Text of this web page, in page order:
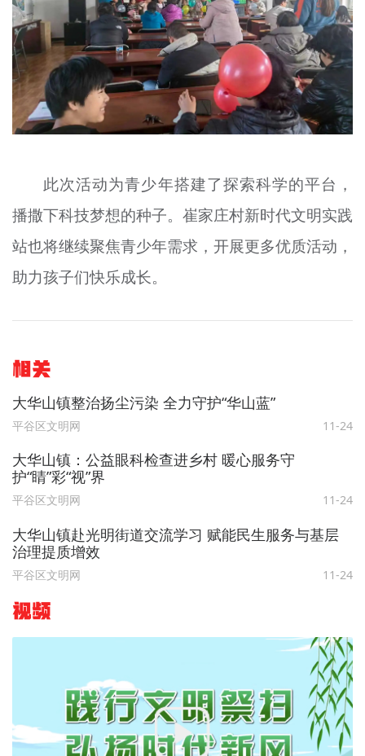
此次活动为青少年搭建了探索科学的平台，
播撒下科技梦想的种子。崔家庄村新时代文明实践
站也将继续聚焦青少年需求，开展更多优质活动，
助力孩子们快乐成长。
相关
大华山镇整治扬尘污染 全力守护“华山蓝”
平谷区文明网 11-24
大华山镇：公益眼科检查进乡村 暖心服务守
护“睛”彩“视”界
平谷区文明网 11-24
大华山镇赴光明街道交流学习 赋能民生服务与基层
治理提质增效
平谷区文明网 11-24
视频